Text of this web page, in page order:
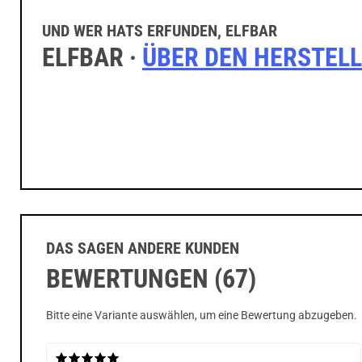
UND WER HATS ERFUNDEN, ELFBAR
ELFBAR · ÜBER DEN
DAS SAGEN ANDERE KUNDEN
BEWERTUNGEN (67)
Bitte eine Variante auswählen, um eine Bewertung abzugeben.